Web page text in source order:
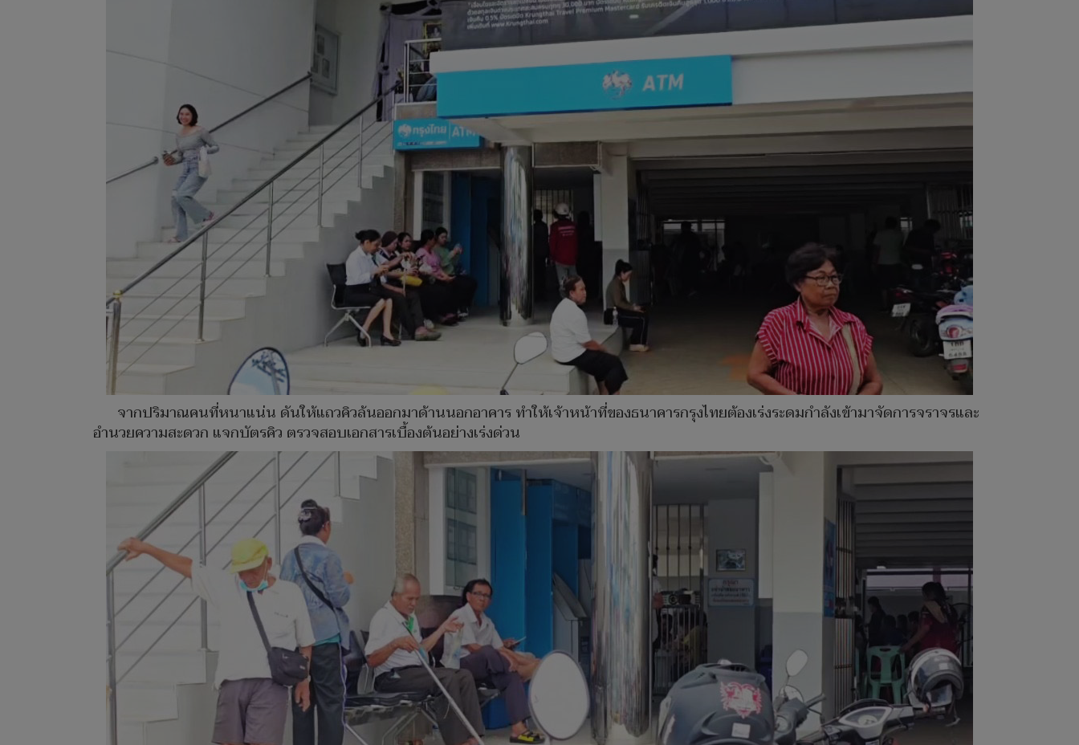
จากปริมาณคนที่หนาแน่น ดันให้แถวคิวล้นออกมาด้านนอกอาคาร ทำให้เจ้าหน้าที่ของธนาคารกรุงไทยต้องเร่งระดมกำลังเข้ามาจัดการจราจรและ
อำนวยความสะดวก แจกบัตรคิว ตรวจสอบเอกสารเบื้องต้นอย่างเร่งด่วน